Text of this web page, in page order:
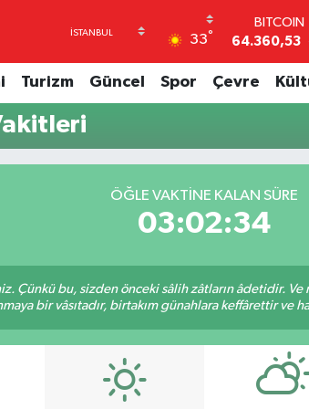
33°
BITCOIN
64.360,53
DOLAR
47,7069
6574.81
BİST100
13.887
Turizm Güncel Spor Çevre
ÖĞLE VAKTINE KALAN SÜRE
03:02:33
Çünkü bu, sizden önceki sâlih zâtların âdetidir. Ve
bir vâsıtadır, birtakım günahlara keffârettir ve